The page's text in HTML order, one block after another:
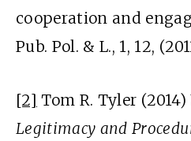
cooperation and
Pub. Pol. & L., 1, 12,
[2] Tom R. Tyler (2014)
Legitimacy and